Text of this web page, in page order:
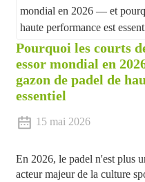
Pourquoi les courts
essor mondial en
gazon de padel de
essentiel
15 mai 2026
En 2026, le padel n'est plus
acteur majeur de la culture